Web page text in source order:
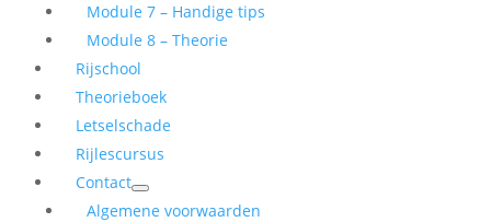
Module 7 – Handige tips
Module 8 – Theorie
Rijschool
Theorieboek
Letselschade
Rijlescursus
Contact
Algemene voorwaarden